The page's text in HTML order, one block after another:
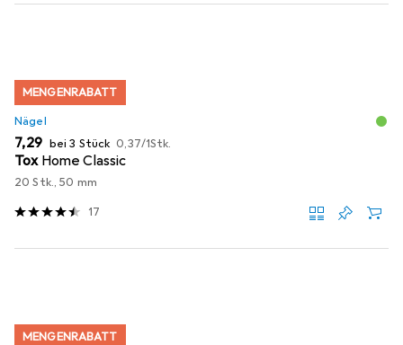
MENGENRABATT
Nägel
EUR
7,29 bei 3 Stück EUR
0,37/1Stk.
Tox Home Classic
20 Stk., 50 mm
17
MENGENRABATT